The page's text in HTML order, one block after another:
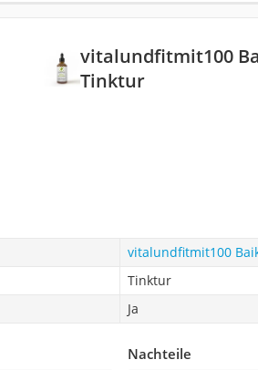
‎vitalundfitmit100
Tinktur
‎vitalundfitmit100
Tinktur
Ja
Nachteile